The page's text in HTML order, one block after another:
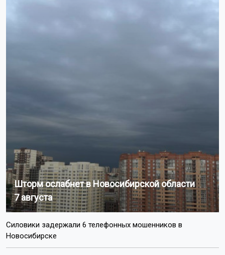
Шторм ослабнет в Новосибирской области
7 августа
Силовики задержали 6 телефонных мошенников в
Новосибирске